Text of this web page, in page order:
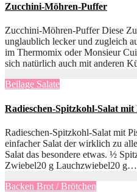
Zucchini-Möhren-Puffer
Zucchini-Möhren-Puffer Diese
unglaublich lecker und zugleich
im Thermomix oder Monsieur
sich natürlich auch mit anderen
Beilage Salate
Radieschen-Spitzkohl-Salat mit
Radieschen-Spitzkohl-Salat mit
einfacher Salat der wirklich zu
Salat das besondere etwas. ½
Zwiebel20 g Lauchzwiebel20 g…
Backen Brot / Brötchen